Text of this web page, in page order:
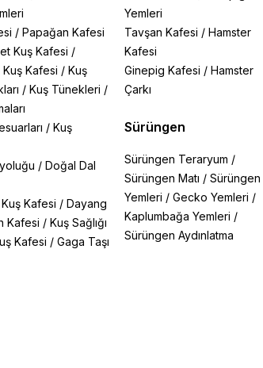
/ Papağan Kafesi
Kuş Kafesi /
Kafesi / Kuş
/ Kuş Tünekleri /
/ Kuş
/ Doğal Dal
Kafesi / Dayang
Kafesi / Kuş Sağlığı
Kafesi / Gaga Taşı
Yemleri
Tavşan Kafesi / Hamster
Kafesi
Ginepig Kafesi / Hamster
Çarkı
Sürüngen
Sürüngen Teraryum /
Sürüngen Matı / Sürüngen
Yemleri / Gecko Yemleri /
Kaplumbağa Yemleri /
Sürüngen Aydınlatma